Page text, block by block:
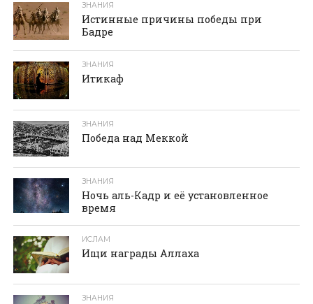
ЗНАНИЯ
Истинные причины победы при
Бадре
ЗНАНИЯ
Итикаф
ЗНАНИЯ
Победа над Меккой
ЗНАНИЯ
Ночь аль-Кадр и её установленное
время
ИСЛАМ
Ищи награды Аллаха
ЗНАНИЯ